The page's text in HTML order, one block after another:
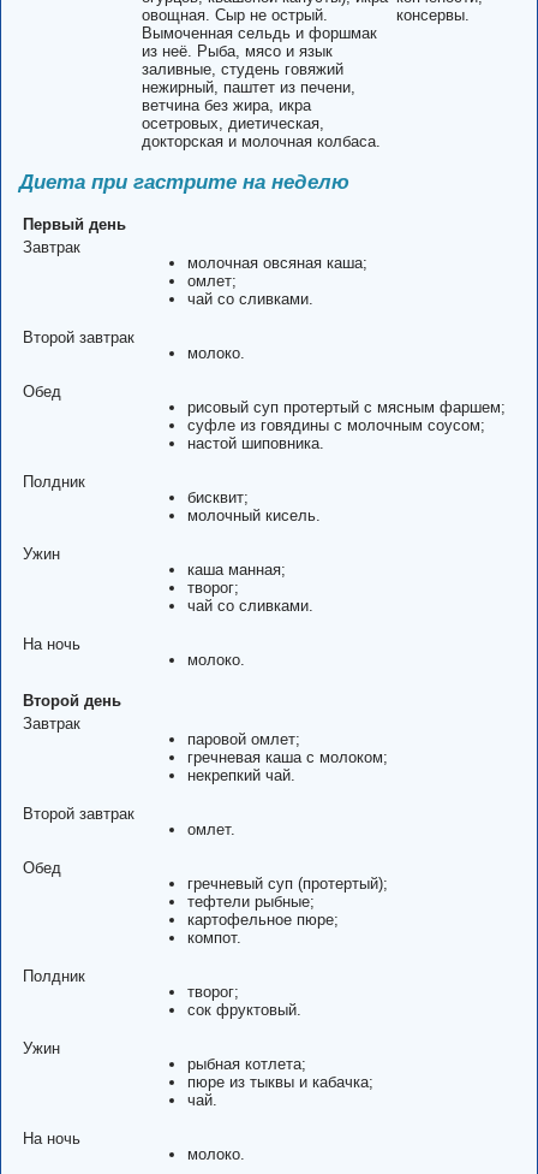
овощная. Сыр не острый.
Вымоченная сельдь и форшмак
из неё. Рыба, мясо и язык
заливные, студень говяжий
нежирный, паштет из печени,
ветчина без жира, икра
осетровых, диетическая,
докторская и молочная колбаса.
консервы.
Диета при гастрите на неделю
Первый день
Завтрак
молочная овсяная каша;
омлет;
чай со сливками.
Второй завтрак
молоко.
Обед
рисовый суп протертый с мясным фаршем;
суфле из говядины с молочным соусом;
настой шиповника.
Полдник
бисквит;
молочный кисель.
Ужин
каша манная;
творог;
чай со сливками.
На ночь
молоко.
Второй день
Завтрак
паровой омлет;
гречневая каша с молоком;
некрепкий чай.
Второй завтрак
омлет.
Обед
гречневый суп (протертый);
тефтели рыбные;
картофельное пюре;
компот.
Полдник
творог;
сок фруктовый.
Ужин
рыбная котлета;
пюре из тыквы и кабачка;
чай.
На ночь
молоко.